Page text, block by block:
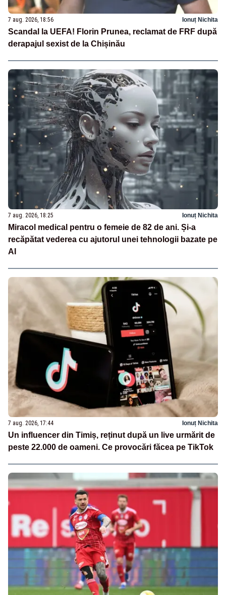
7 aug. 2026, 18:56 Ionuț Nichita
Scandal la UEFA! Florin Prunea, reclamat de FRF după
derapajul sexist de la Chișinău
7 aug. 2026, 18:25 Ionuț Nichita
Miracol medical pentru o femeie de 82 de ani. Și-a
recăpătat vederea cu ajutorul unei tehnologii bazate pe
AI
7 aug. 2026, 17:44 Ionuț Nichita
Un influencer din Timiș, reținut după un live urmărit de
peste 22.000 de oameni. Ce provocări făcea pe TikTok